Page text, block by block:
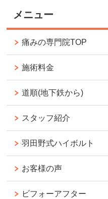
メニュー
痛みの専門院TOP
施術料金
道順(地下鉄から)
スタッフ紹介
羽田野式ハイボルト
お客様の声
ビフォーアフター